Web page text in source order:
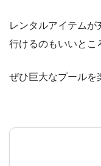
レンタルアイテム
行けるのもいいとこ
ぜひ巨大なプールを